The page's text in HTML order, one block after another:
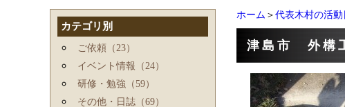
ホーム ＞ 代表木村の活動
津島市 外構
カテゴリ別
ご依頼（23）
イベント情報（24）
研修・勉強（59）
その他・日誌（69）